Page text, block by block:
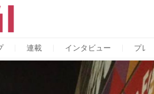
連載 インタビュー プレ